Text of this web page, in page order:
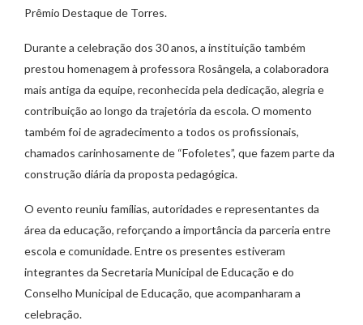
Prêmio Destaque de Torres.
Durante a celebração dos 30 anos, a instituição também
prestou homenagem à professora Rosângela, a colaboradora
mais antiga da equipe, reconhecida pela dedicação, alegria e
contribuição ao longo da trajetória da escola. O momento
também foi de agradecimento a todos os profissionais,
chamados carinhosamente de “Fofoletes”, que fazem parte da
construção diária da proposta pedagógica.
O evento reuniu famílias, autoridades e representantes da
área da educação, reforçando a importância da parceria entre
escola e comunidade. Entre os presentes estiveram
integrantes da Secretaria Municipal de Educação e do
Conselho Municipal de Educação, que acompanharam a
celebração.